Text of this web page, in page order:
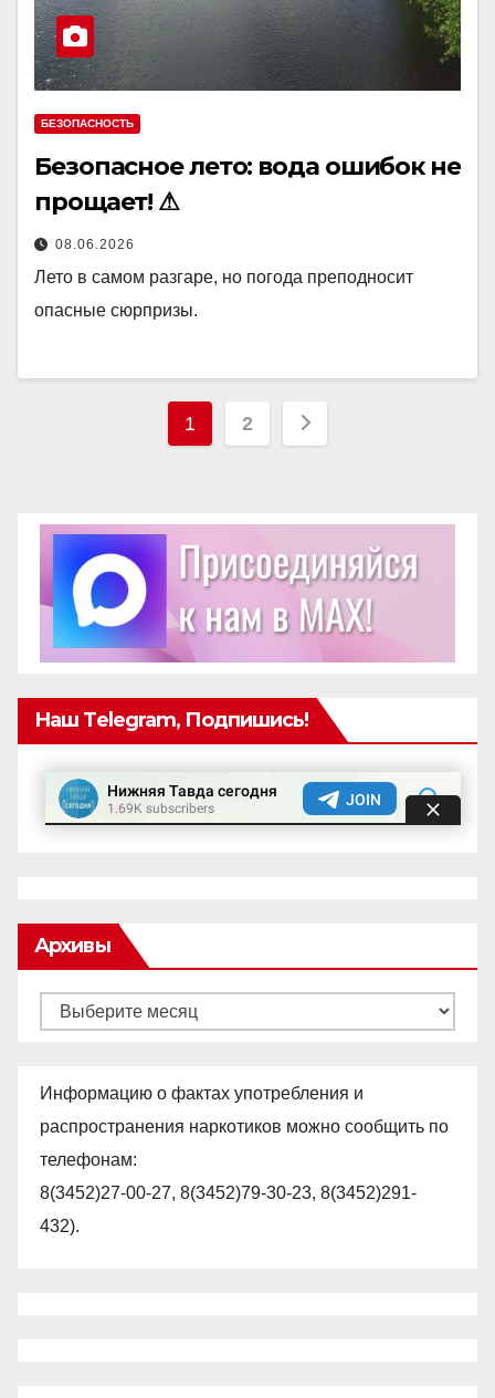
БЕЗОПАСНОСТЬ
Безопасное лето: вода ошибок не
прощает! ⚠
08.06.2026
Лето в самом разгаре, но погода преподносит
опасные сюрпризы.
Пагинация
1 2
Наш Telegram, Подпишись!
Архивы
Архивы
Информацию о фактах употребления и
распространения наркотиков можно сообщить по
телефонам:
8(3452)27-00-27, 8(3452)79-30-23, 8(3452)291-
432).